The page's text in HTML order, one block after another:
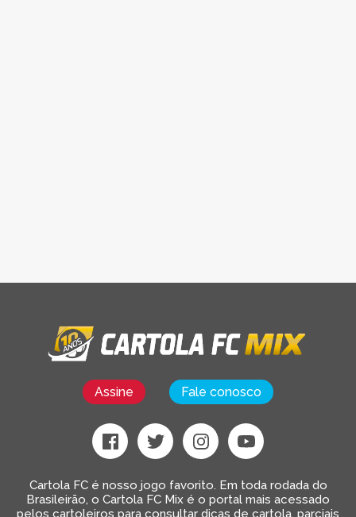
Assine Fale conosco
Cartola FC é nosso jogo favorito. Em toda rodada do
Brasileirão, o Cartola FC Mix é o portal mais acessado
pelos cartoleiros para consultar dicas de cartola, parciais